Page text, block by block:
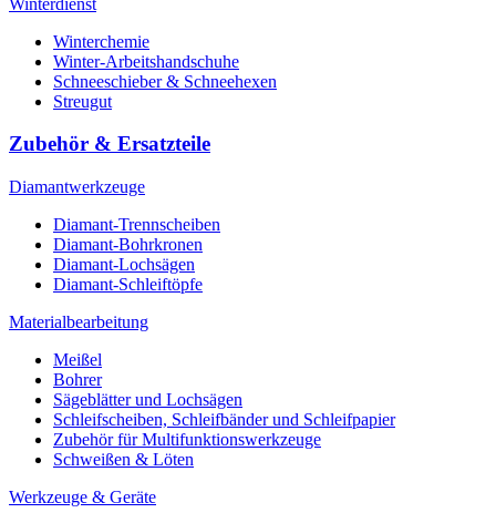
Winterchemie
Winter-Arbeitshandschuhe
Schneeschieber & Schneehexen
Streugut
Zubehör & Ersatzteile
Diamantwerkzeuge
Diamant-Trennscheiben
Diamant-Bohrkronen
Diamant-Lochsägen
Diamant-Schleiftöpfe
Materialbearbeitung
Meißel
Bohrer
Sägeblätter und Lochsägen
Schleifscheiben, Schleifbänder und Schleifpapier
Zubehör für Multifunktionswerkzeuge
Schweißen & Löten
Werkzeuge & Geräte